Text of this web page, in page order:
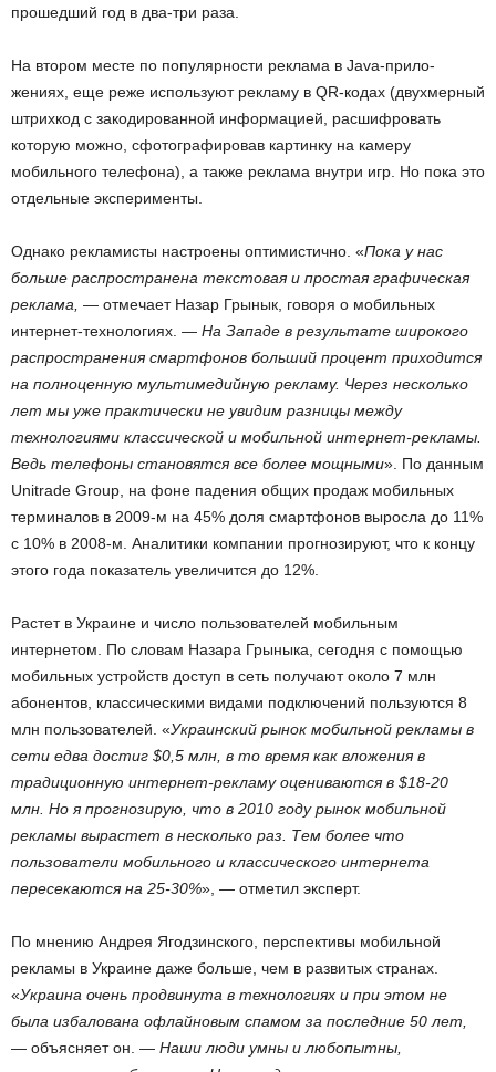
прошедший год в два-три раза.
На втором месте по популярности реклама в Java-прило­
жениях, еще реже используют рекламу в QR-кодах (двухмерный
штрихкод с закодированной информацией, расшифровать
которую можно, сфотографировав картинку на камеру
мобильного телефона), а также реклама внутри игр. Но пока это
отдельные эксперименты.
Однако рекламисты настроены оптимистично. «Пока у нас
больше распространена текстовая и простая графическая
реклама, — отмечает Назар Грынык, говоря о мобильных
интернет-технологиях. — На Западе в результате широкого
распространения смартфонов больший процент приходится
на полноценную мультимедийную рекламу. Через несколько
лет мы уже практически не увидим разницы между
технологиями классической и мобильной интернет-рекламы.
Ведь телефоны становятся все более мощными». По данным
Unitrade Group, на фоне падения общих продаж мобильных
терминалов в 2009-м на 45% доля смартфонов выросла до 11%
с 10% в 2008-м. Аналитики компании прогнозируют, что к концу
этого года показатель увеличится до 12%.
Растет в Украине и число пользователей мобильным
интернетом. По словам Назара Грыныка, сегодня с помощью
мобильных устройств доступ в сеть получают около 7 млн
абонентов, классическими видами подключений пользуются 8
млн пользователей. «Украинский рынок мобильной рекламы в
сети едва достиг $0,5 млн, в то время как вложения в
традиционную интернет-рекламу оцениваются в $18-20
млн. Но я прогнозирую, что в 2010 году рынок мобильной
рекламы вырастет в несколько раз. Тем более что
пользователи мобильного и классического интернета
пересекаются на 25-30%», — отметил эксперт.
По мнению Андрея Ягодзинского, перспективы мобильной
рекламы в Украине даже больше, чем в развитых странах.
«Украина очень продвинута в технологиях и при этом не
была избалована офлайновым спамом за последние 50 лет,
— объясняет он. — Наши люди умны и любопытны,